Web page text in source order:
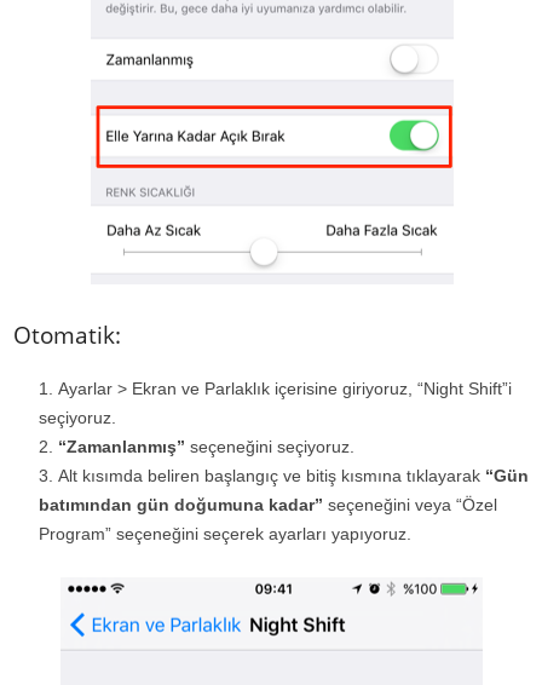
Otomatik:
Ayarlar > Ekran ve Parlaklık içerisine giriyoruz, “Night Shift”i
seçiyoruz.
“Zamanlanmış” seçeneğini seçiyoruz.
Alt kısımda beliren başlangıç ve bitiş kısmına tıklayarak “Gün
batımından gün doğumuna kadar” seçeneğini veya “Özel
Program” seçeneğini seçerek ayarları yapıyoruz.